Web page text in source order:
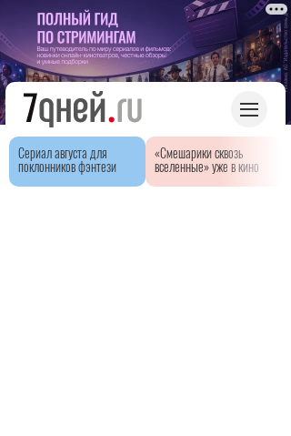
Сериал августа для
поклонников фэнтези
«Смешарики сквозь
вселенные» уже в кино